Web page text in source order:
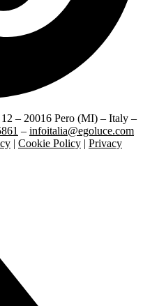
– 20016 Pero (MI) – Italy –
– infoitalia@egoluce.com
| Cookie Policy | Privacy